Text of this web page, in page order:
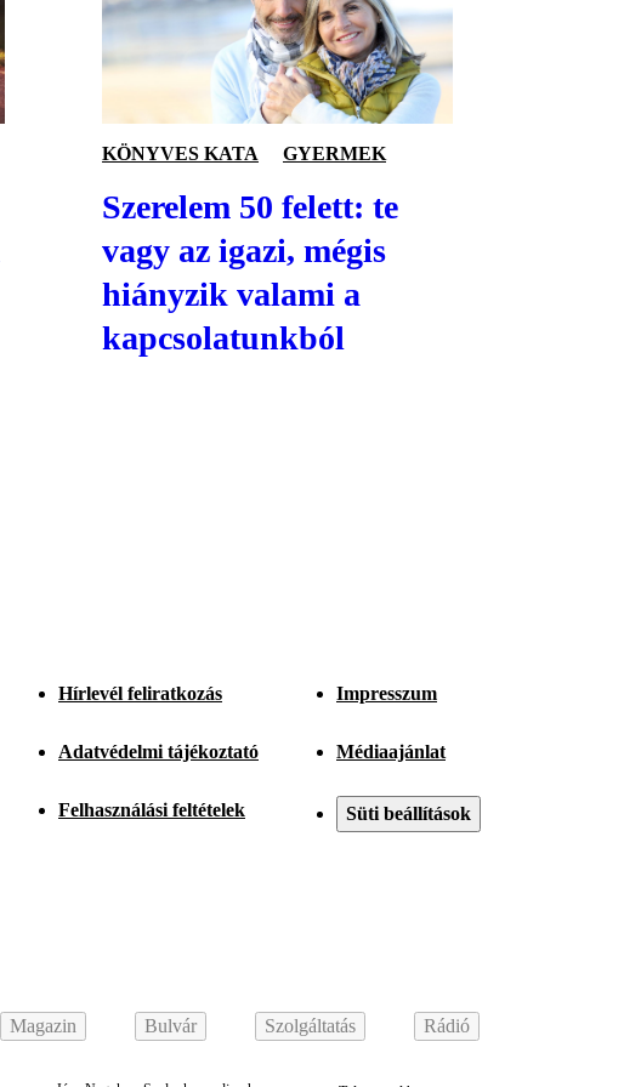
KÖNYVES KATA GYERMEK
Szerelem 50 felett: te
vagy az igazi, mégis
hiányzik valami a
kapcsolatunkból
Hírlevél feliratkozás Impresszum
Adatvédelmi tájékoztató Médiaajánlat
Felhasználási feltételek Süti beállítások
Magazin Bulvár Szolgáltatás Rádió